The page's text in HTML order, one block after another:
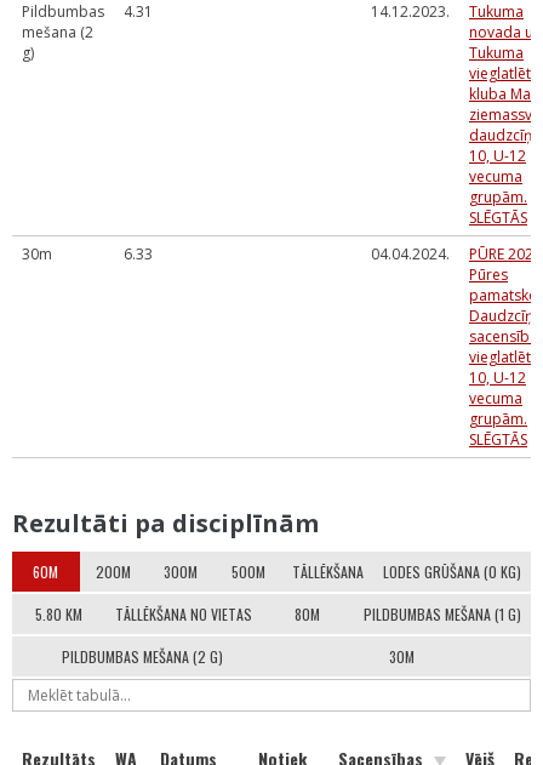
Pildbumbas
mešana (2
g)
4.31 14.12.2023.
Tukuma
novada un
Tukuma
kluba
10, U-12
vecuma
grupām.
SLĒGTĀS
30m
6.33 04.04.2024.
PŪRE 2024
Pūres
10, U-12
vecuma
grupām.
SLĒGTĀS
Rezultāti pa disciplīnām
60M 200M 300M 500M TĀLLĒKŠANA LODES GRŪŠANA (0 KG)
5.80 KM TĀLLĒKŠANA NO VIETAS 80M PILDBUMBAS MEŠANA (1 G)
PILDBUMBAS MEŠANA (2 G) 30M
Rezultāts WA Datums Notiek Sacensības Vējš